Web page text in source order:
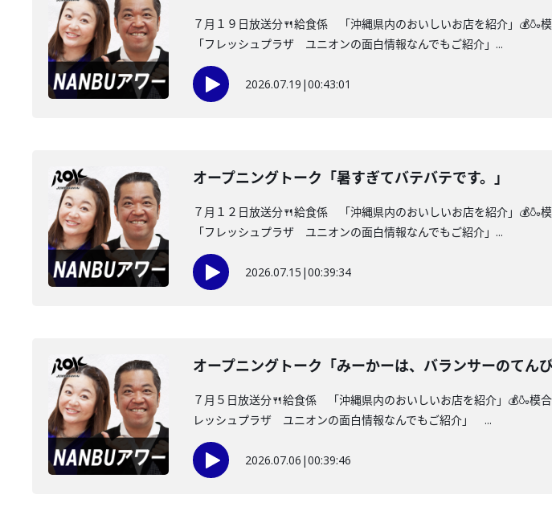
７月１９日放送分🍴給食係 「沖縄県内のおいしいお店を紹介」
「フレッシュプラザ ユニオンの面白情報なんでもご紹介」...
2026.07.19 |00:43:01
オープニングトーク「暑すぎてバテバテです。」
７月１２日放送分🍴給食係 「沖縄県内のおいしいお店を紹介」
「フレッシュプラザ ユニオンの面白情報なんでもご紹介」...
2026.07.15 |00:39:34
オープニングトーク「みーかーは、バランサーのてんび
７月５日放送分🍴給食係 「沖縄県内のおいしいお店を紹介」💰🍶
レッシュプラザ ユニオンの面白情報なんでもご紹介」 ...
2026.07.06 |00:39:46